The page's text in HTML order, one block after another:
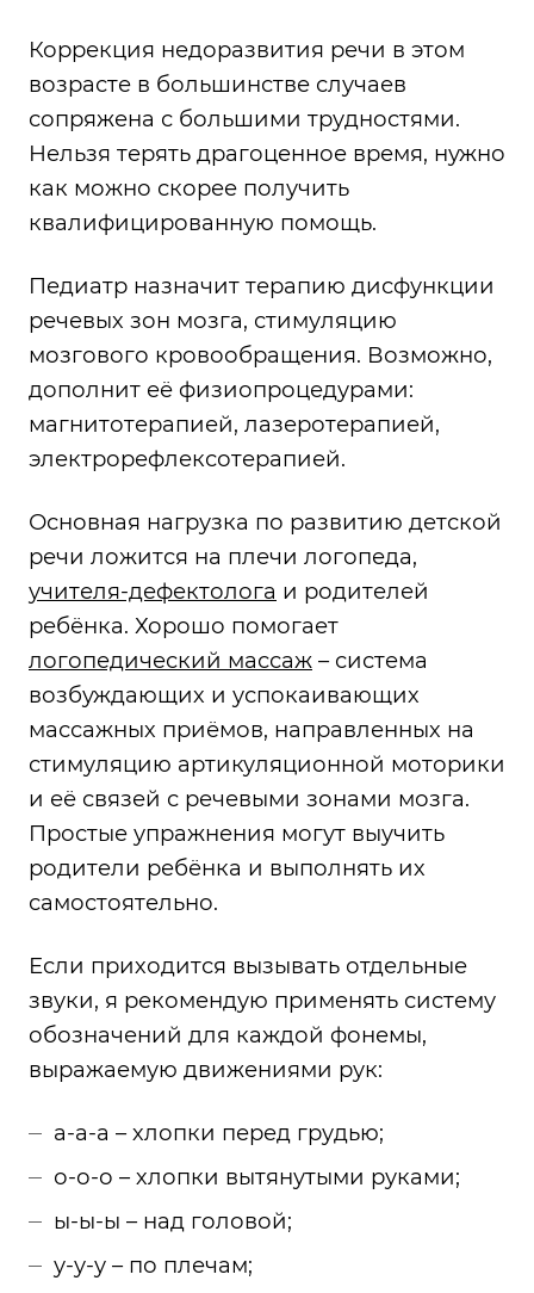
Коррекция недоразвития речи в этом
возрасте в большинстве случаев
сопряжена с большими трудностями.
Нельзя терять драгоценное время, нужно
как можно скорее получить
квалифицированную помощь.
Педиатр назначит терапию дисфункции
речевых зон мозга, стимуляцию
мозгового кровообращения. Возможно,
дополнит её физиопроцедурами:
магнитотерапией, лазеротерапией,
электрорефлексотерапией.
Основная нагрузка по развитию детской
речи ложится на плечи логопеда,
учителя-дефектолога и родителей
ребёнка. Хорошо помогает
логопедический массаж – система
возбуждающих и успокаивающих
массажных приёмов, направленных на
стимуляцию артикуляционной моторики
и её связей с речевыми зонами мозга.
Простые упражнения могут выучить
родители ребёнка и выполнять их
самостоятельно.
Если приходится вызывать отдельные
звуки, я рекомендую применять систему
обозначений для каждой фонемы,
выражаемую движениями рук:
а-а-а – хлопки перед грудью;
о-о-о – хлопки вытянутыми руками;
ы-ы-ы – над головой;
у-у-у – по плечам;